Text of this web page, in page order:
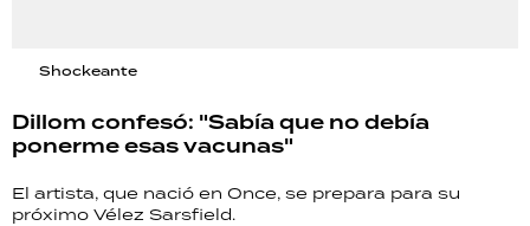
Shockeante
Dillom confesó: "Sabía que no debía
ponerme esas vacunas"
El artista, que nació en Once, se prepara para su
próximo Vélez Sarsfield.